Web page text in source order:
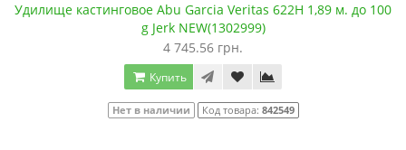
Удилище кастинговое Abu Garcia Veritas 622H 1,89 м. до 100
g Jerk NEW(1302999)
4 745.56 грн.
Купить
Нет в наличии Код товара: 842549